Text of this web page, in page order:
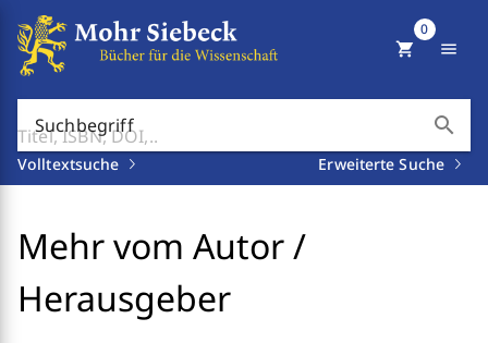
Suchbegriff search
Volltextsuche Erweiterte Suche
shopping_cart
0
menu
Mehr vom Autor /
Herausgeber